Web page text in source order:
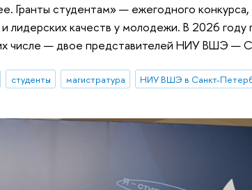
Гранты студентам» — ежегодного конкурса,
лидерских качеств у молодежи. В 2026
числе — двое представителей НИУ ВШЭ —
студенты магистратура НИУ ВШЭ в Санкт-